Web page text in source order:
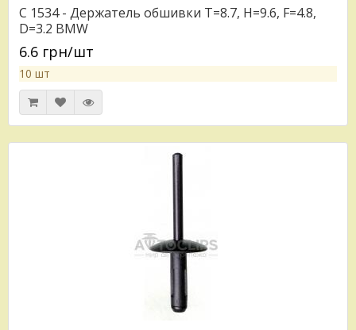
C 1534 - Держатель обшивки T=8.7, H=9.6, F=4.8,
D=3.2 BMW
6.6 грн/шт
10 шт